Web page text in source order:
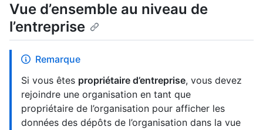
Vue d’ensemble au niveau de
l’entreprise
Remarque
Si vous êtes propriétaire d’entreprise, vous devez
rejoindre une organisation en tant que
propriétaire de l’organisation pour afficher les
données des dépôts de l’organisation dans la vue